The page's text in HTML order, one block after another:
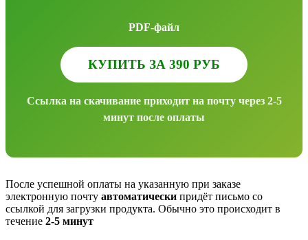
PDF-файл
КУПИТЬ ЗА 390 РУБ
Ссылка на скачивание приходит на почту через 2-5
минут после оплаты
После успешной оплаты на указанную при заказе
электронную почту автоматически придёт письмо со
ссылкой для загрузки продукта. Обычно это происходит в
течение 2-5 минут